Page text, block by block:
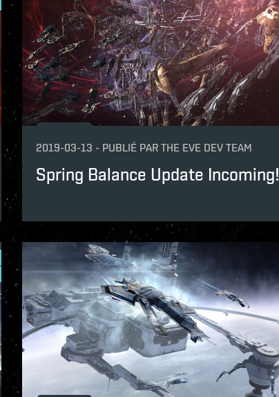
2019-03-13 - PUBLIÉ PAR THE EVE DEV TEAM
Spring Balance Update Incoming!
development-updates
balance-changes